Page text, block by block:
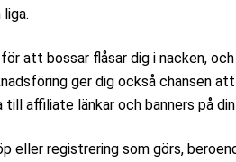
att bossar flåsar dig i nacken,
ger dig också chansen
affiliate länkar och banners på din
eller registrering som görs,